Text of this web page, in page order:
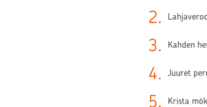
2.
3. Kahden
4. Juuret
5.
Krista